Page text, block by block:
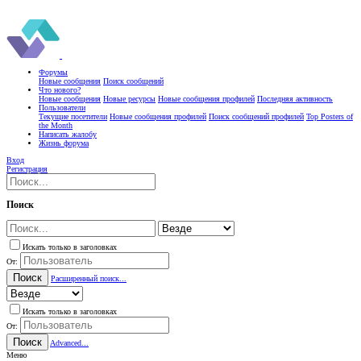
Форумы
Новые сообщения Поиск сообщений
Что нового?
Новые сообщения Новые ресурсы Новые сообщения профилей Последняя активность
Пользователи
Текущие посетители Новые сообщения профилей Поиск сообщений профилей Top Posters of
the Month
Написать жалобу
Жизнь форума
Вход
Регистрация
Поиск
Искать только в заголовках
От:
Поиск Расширенный поиск...
Искать только в заголовках
От:
Поиск
Advanced...
Меню